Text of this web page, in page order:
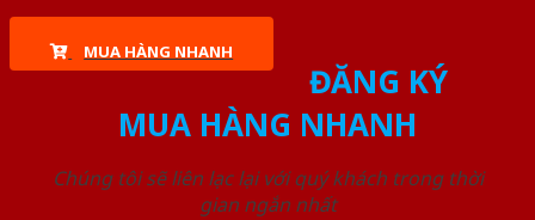
MUA HÀNG NHANH
ĐĂNG KÝ
MUA HÀNG NHANH
Chúng tôi sẽ liên lạc lại với quý khách trong thời
gian ngắn nhất